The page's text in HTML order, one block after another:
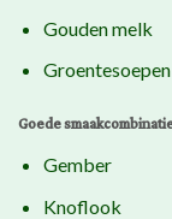
Gouden melk
Groentesoepen
Goede
Gember
Knoflook